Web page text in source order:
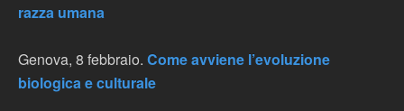
razza umana
Genova, 8 febbraio. Come avviene l’evoluzione
biologica e culturale